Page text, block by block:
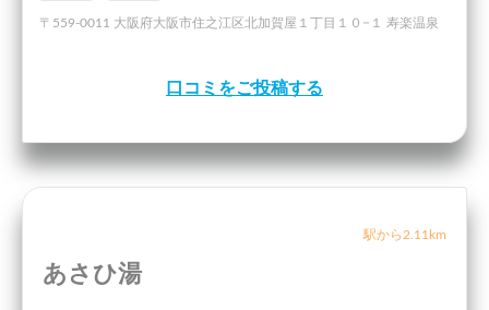
〒559-0011 大阪府大阪市住之江区北加賀屋１丁目１０−１ 寿楽温泉
口コミをご投稿する
駅から2.11km
あさひ湯